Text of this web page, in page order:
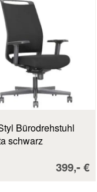
Bürodrehstuhl
schwarz
399,- €